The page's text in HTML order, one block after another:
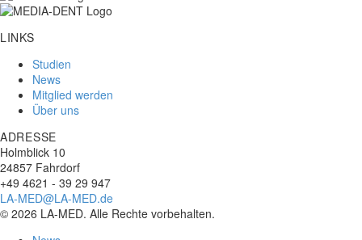
LINKS
Studien
News
Mitglied werden
Über uns
ADRESSE
Holmblick 10
24857 Fahrdorf
+49 4621 - 39 29 947
LA-MED@LA-MED.de
© 2026 LA-MED. Alle Rechte vorbehalten.